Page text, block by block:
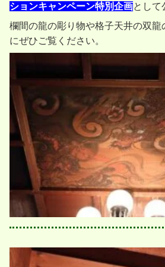
ションキャンペーン特別企画として
欄間の龍の彫り物や格子天井の双龍
にぜひご覧ください。